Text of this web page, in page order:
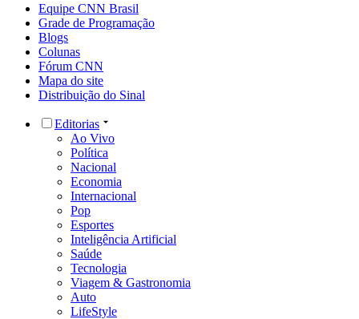
Equipe CNN Brasil
Grade de Programação
Blogs
Colunas
Fórum CNN
Mapa do site
Distribuição do Sinal
Editorias
Ao Vivo
Política
Nacional
Economia
Internacional
Pop
Esportes
Inteligência Artificial
Saúde
Tecnologia
Viagem & Gastronomia
Auto
LifeStyle